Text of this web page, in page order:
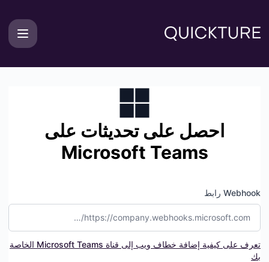
احصل على تحديثات على
Microsoft Teams
Webhook رابط
تعرف على كيفية إضافة خطاف ويب إلى قناة Microsoft Teams الخاصة
بك